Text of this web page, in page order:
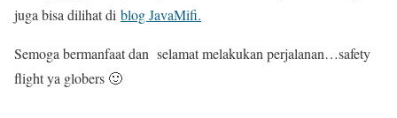
juga bisa dilihat di blog JavaMifi.
Semoga bermanfaat dan selamat melakukan perjalanan…safety
flight ya globers 🙂